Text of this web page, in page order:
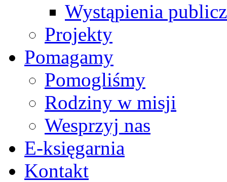
Wystąpienia
Projekty
Pomagamy
Pomogliśmy
Rodziny w misji
Wesprzyj nas
E-księgarnia
Kontakt